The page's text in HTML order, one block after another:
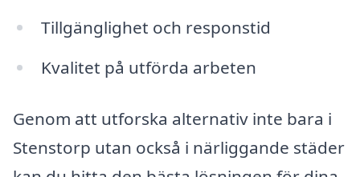
Tillgänglighet och responstid
Kvalitet på utförda arbeten
Genom att utforska alternativ inte bara i
Stenstorp utan också i närliggande städer